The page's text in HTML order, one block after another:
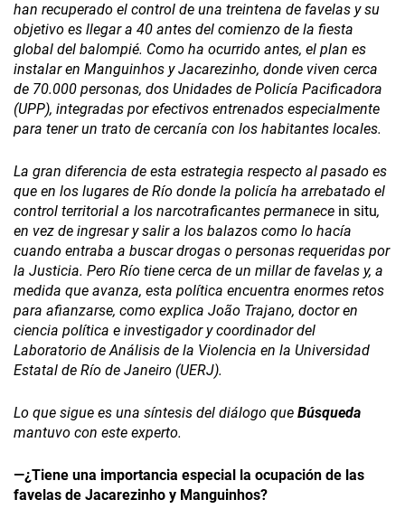
han recuperado el control de una treintena de favelas y su
objetivo es llegar a 40 antes del comienzo de la fiesta
global del balompié. Como ha ocurrido antes, el plan es
instalar en Manguinhos y Jacarezinho, donde viven cerca
de 70.000 personas, dos Unidades de Policía Pacificadora
(UPP), integradas por efectivos entrenados especialmente
para tener un trato de cercanía con los habitantes locales.
La gran diferencia de esta estrategia respecto al pasado es
que en los lugares de Río donde la policía ha arrebatado el
control territorial a los narcotraficantes permanece in situ,
en vez de ingresar y salir a los balazos como lo hacía
cuando entraba a buscar drogas o personas requeridas por
la Justicia. Pero Río tiene cerca de un millar de favelas y, a
medida que avanza, esta política encuentra enormes retos
para afianzarse, como explica João Trajano, doctor en
ciencia política e investigador y coordinador del
Laboratorio de Análisis de la Violencia en la Universidad
Estatal de Río de Janeiro (UERJ).
Lo que sigue es una síntesis del diálogo que Búsqueda
mantuvo con este experto.
—¿Tiene una importancia especial la ocupación de las
favelas de Jacarezinho y Manguinhos?